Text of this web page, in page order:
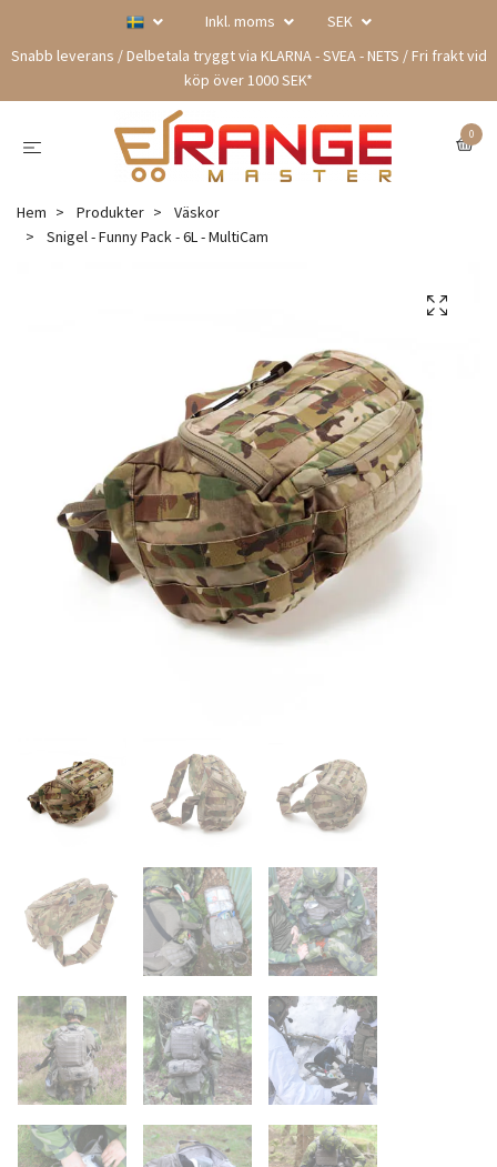
Inkl. moms
SEK
Snabb leverans / Delbetala tryggt via KLARNA - SVEA - NETS / Fri frakt vid
köp över 1000 SEK*
0
Hem Produkter
Väskor
Snigel - Funny Pack - 6L - MultiCam